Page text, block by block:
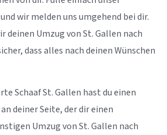
wir melden uns umgehend bei dir.
deinen Umzug von St. Gallen nach
dass alles nach deinen Wünschen
Schaaf St. Gallen hast du einen
deiner Seite, der dir einen
Umzug von St. Gallen nach